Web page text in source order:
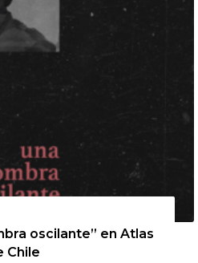
oscilante” en Atlas
Chile